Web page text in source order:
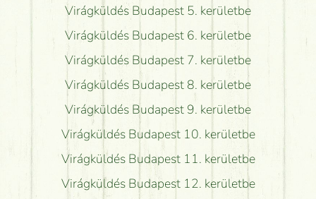
Virágküldés Budapest 5. kerületbe
Virágküldés Budapest 6. kerületbe
Virágküldés Budapest 7. kerületbe
Virágküldés Budapest 8. kerületbe
Virágküldés Budapest 9. kerületbe
Virágküldés Budapest 10. kerületbe
Virágküldés Budapest 11. kerületbe
Virágküldés Budapest 12. kerületbe